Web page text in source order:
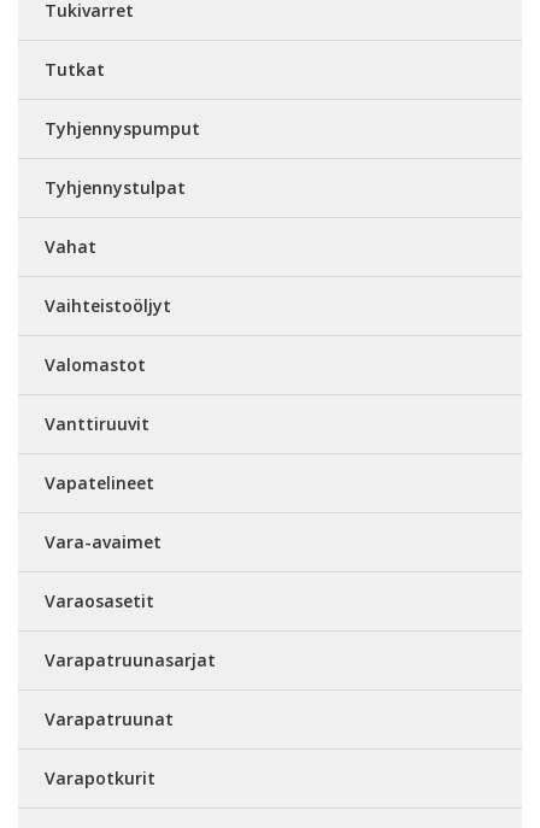
Tukivarret
Tutkat
Tyhjennyspumput
Tyhjennystulpat
Vahat
Vaihteistoöljyt
Valomastot
Vanttiruuvit
Vapatelineet
Vara-avaimet
Varaosasetit
Varapatruunasarjat
Varapatruunat
Varapotkurit